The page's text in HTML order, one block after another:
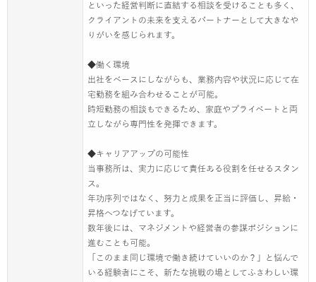
といった経営判断に直結する相談を受けることも多く、
クライアントの未来を支えるパートナーとして大きなや
りがいを感じられます。
◆働く環境
出社をベースにしながらも、業務内容や状況に応じて在
宅勤務を組み合わせることが可能。
時短勤務の相談もできるため、家庭やプライベートと両
立しながら専門性を発揮できます。
◆キャリアアップの可能性
当事務所は、実力に応じて責任ある役割を任せるスタン
ス。
年功序列ではなく、努力と成果を正当に評価し、昇給・
昇格へつなげています。
数年後には、マネジメントや経営者の参謀ポジションに
進むことも可能。
「このまま同じ環境で働き続けていいのか？」と悩んで
いる経験者にこそ、新たな挑戦の場としてふさわしい環